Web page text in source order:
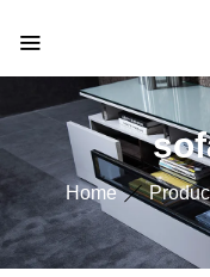
Home